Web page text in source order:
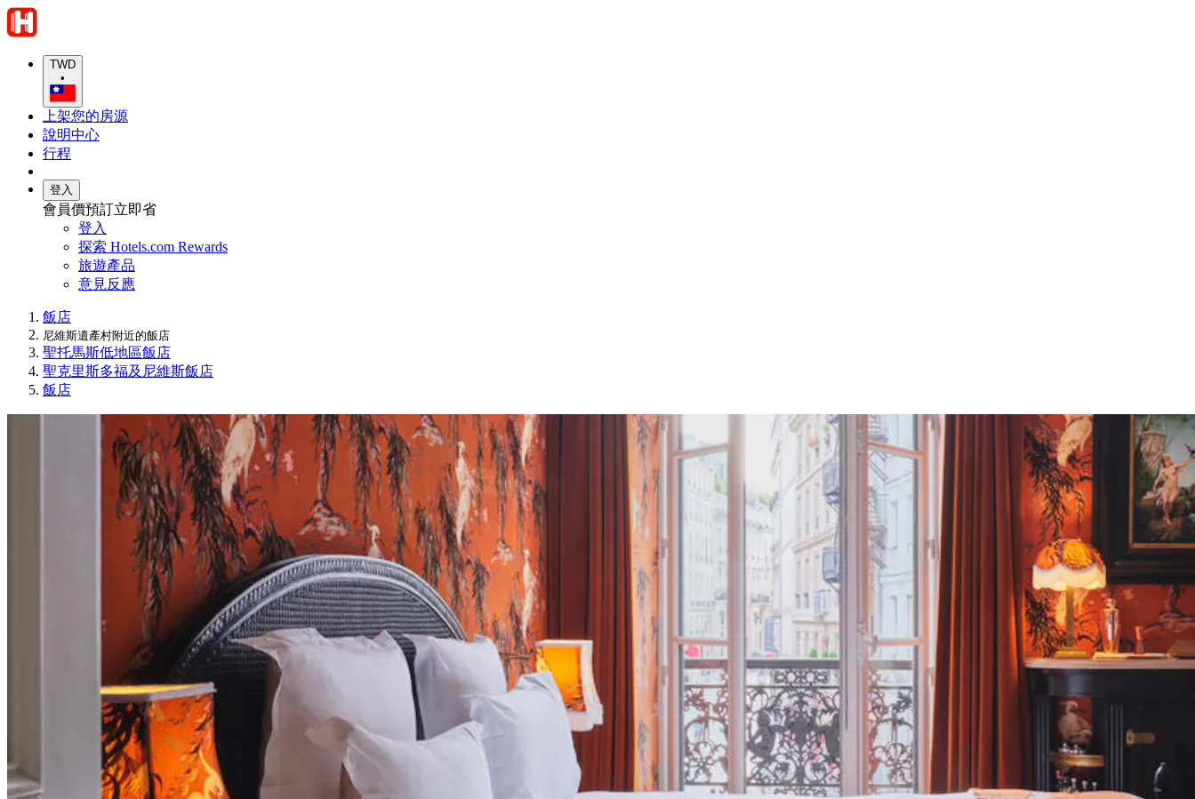
TWD
•
上架您的房源
說明中心
行程
登入
會員價預訂立即省
登入
探索 Hotels.com Rewards
旅遊產品
意見反應
飯店
尼維斯遺產村附近的飯店
聖托馬斯低地區飯店
聖克里斯多福及尼維斯飯店
飯店